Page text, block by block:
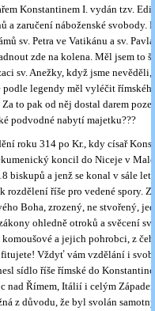
Konstantinem I. vydán tzv.
a zaručení náboženské svobody.
sv. Petra ve Vatikánu a sv.
zde na kolena. Měl jsem to
sv. Anežky, když jsme nevěděli,
legendy měl vyléčit
to pak od něj dostal darem
podvodné nabytí majetku???
roku 314 po Kr., kdy císař
koncil do Niceje v
biskupů a jenž se konal v sále
rozdělení říše pro vedené spory.
Boha, zrozený, ne stvořený,
ohledně otroků a svěcení
a jejich pohrobci, z
Vždyť vám vzdělání i
sídlo říše římské do
nad Římem, Itálií i celým
z důvodu, že byl svolán